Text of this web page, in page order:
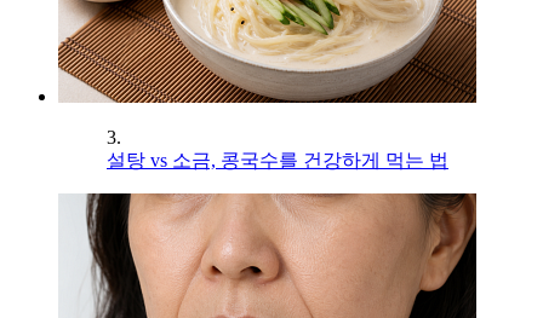
3.
설탕 vs 소금, 콩국수를 건강하게 먹는 법